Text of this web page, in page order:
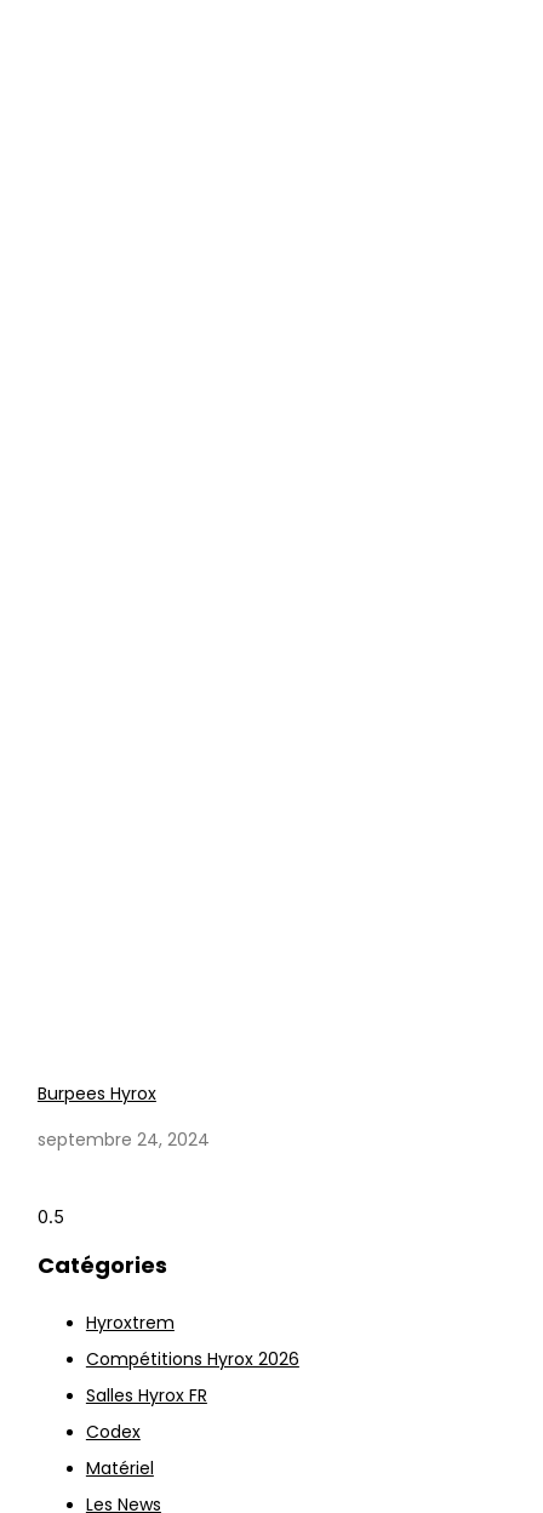
Burpees Hyrox
septembre 24, 2024
Catégories
Hyroxtrem
Compétitions Hyrox 2026
Salles Hyrox FR
Codex
Matériel
Les News